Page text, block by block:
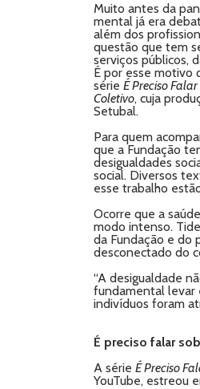
Muito antes da
mental já era
além dos
questão que tem
serviços públicos,
É por esse motivo
série É Preciso
Coletivo, cuja
Setubal.
Para quem
que a Fundação
desigualdades
social. Diversos
esse trabalho
Ocorre que a
modo intenso.
da Fundação e do
desconectado do
“A desigualdade
fundamental levar
indivíduos foram
É preciso falar
A série É Preciso
YouTube, estreou